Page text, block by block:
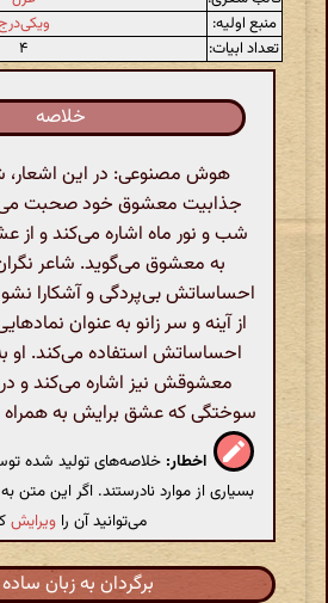
منبع اولیه:
تعداد ابیات:
۴
خلاصه
هوش مصنوعی: در این اشعار،
جذابیت معشوق خود صحبت
شب و نور ماه اشاره می‌کند و از
به معشوق می‌گوید. شاعر
احساساتش بی‌پردگی و آشکارا
از آینه و سر زانو به عنوان
احساساتش استفاده می‌کند. او
معشوقش نیز اشاره می‌کند و در
سوختگی که عشق برایش به همراه
اخطار: خلاصه‌های تولید شده
بسیاری از موارد نادرستند. اگر این متن
می‌توانید آن را ویرایش
برگردان به زبان ساده